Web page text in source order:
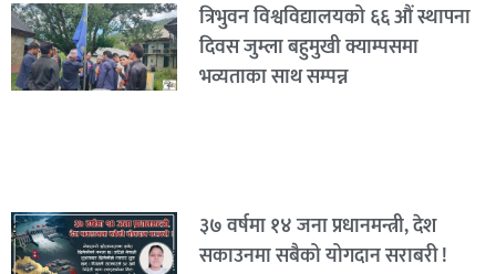
त्रिभुवन विश्वविद्यालयको ६६ औं स्थापना
दिवस जुम्ला बहुमुखी क्याम्पसमा
भव्यताका साथ सम्पन्न
३७ वर्षमा १४ जना प्रधानमन्त्री, देश
सकाउनमा सबैको योगदान सराबरी !